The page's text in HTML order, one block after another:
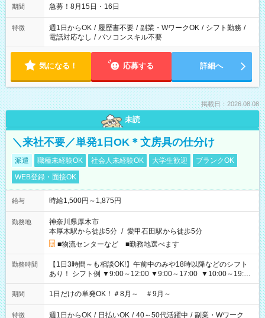
期間 急募！8月15日・16日
特徴 週1日からOK / 履歴書不要 / 副業・WワークOK / シフト勤務 /
電話対応なし / パソコンスキル不要
気になる！ 応募する 詳細へ
掲載日：2026.08.08
未読
＼来社不要／単発1日OK＊文房具の仕分け
派遣 職種未経験OK 社会人未経験OK 大学生歓迎
ブランクOK
WEB登録・面接OK
給与 時給1,500円～1,875円
勤務地
神奈川県厚木市
本厚木駅から徒歩5分 / 愛甲石田駅から徒歩5分
■物流センターなど ■勤務地選べます
勤務時間
【1日3時間～も相談OK!】午前中のみや18時以降などのシフト
あり！ シフト例 ▼9:00～12:00 ▼9:00～17:00 ▼10:00～19:00
▼18:00～21:00
期間 1日だけの単発OK！＃8月～ ＃9月～
特徴 週1日からOK / 日払いOK / 40～50代活躍中 / 副業・Wワーク